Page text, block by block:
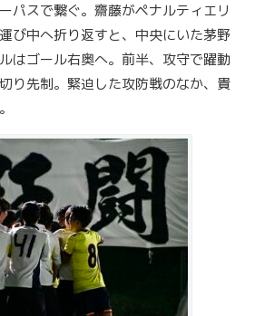
パスで繋ぐ。齋藤がペナルティエリ
び中へ折り返すと、中央にいた茅野
はゴール右奥へ。前半、攻守で躍動
り先制。緊迫した攻防戦のなか、貴